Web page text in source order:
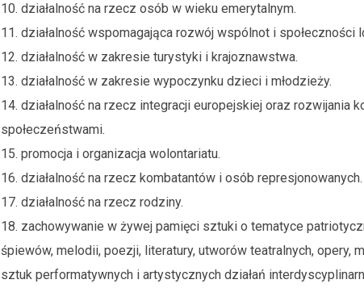
10. działalność na rzecz osób w wieku emerytalnym.
11. działalność wspomagająca rozwój wspólnot i społeczności
12. działalność w zakresie turystyki i krajoznawstwa.
13. działalność w zakresie wypoczynku dzieci i młodzieży.
14. działalność na rzecz integracji europejskiej oraz rozwijania
społeczeństwami.
15. promocja i organizacja wolontariatu.
16. działalność na rzecz kombatantów i osób represjonowanych.
17. działalność na rzecz rodziny.
18. zachowywanie w żywej pamięci sztuki o tematyce
śpiewów, melodii, poezji, literatury, utworów teatralnych, opery,
sztuk performatywnych i artystycznych działań